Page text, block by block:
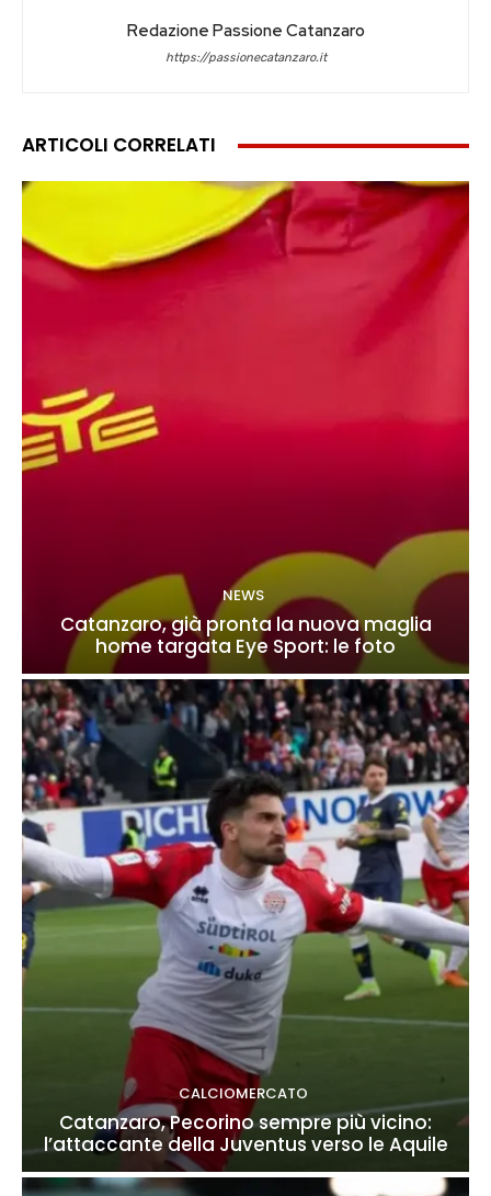
Redazione Passione Catanzaro
https://passionecatanzaro.it
ARTICOLI CORRELATI
NEWS
Catanzaro, già pronta la nuova maglia
home targata Eye Sport: le foto
CALCIOMERCATO
Catanzaro, Pecorino sempre più vicino:
l’attaccante della Juventus verso le Aquile